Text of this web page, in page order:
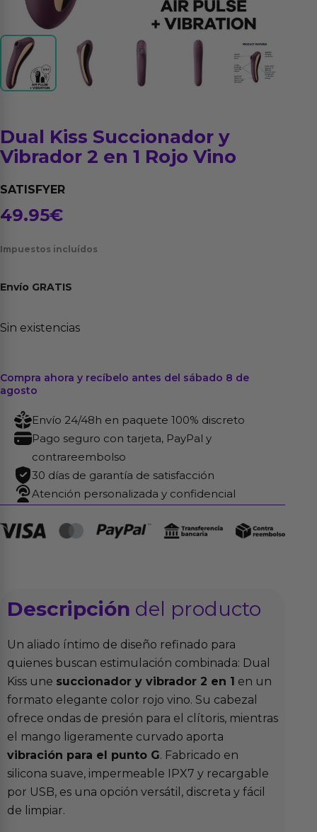
Dual Kiss Succionador y
Vibrador 2 en 1 Rojo Vino
SATISFYER
49.95€
Impuestos incluídos
Envío GRATIS
Sin existencias
Compra ahora y recíbelo antes del sábado 8 de
agosto
Envío 24/48h en paquete 100% discreto
Pago seguro con tarjeta, PayPal y
contrareembolso
30 días de garantía de satisfacción
Atención personalizada y confidencial
Descripción del producto
Un aliado íntimo de diseño refinado para
quienes buscan estimulación combinada: Dual
Kiss une succionador y vibrador 2 en 1 en un
formato elegante color rojo vino. Su cabezal
ofrece ondas de presión para el clítoris, mientras
el mango ligeramente curvado aporta
vibración para el punto G. Fabricado en
silicona suave, impermeable IPX7 y recargable
por USB, es una opción versátil, discreta y fácil
de limpiar.